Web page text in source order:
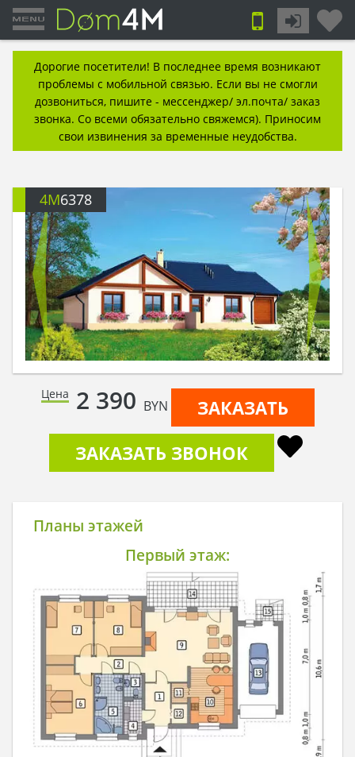
Дорогие посетители! В последнее время возникают
проблемы с мобильной связью. Если вы не смогли
дозвониться, пишите - мессенджер/ эл.почта/ заказ
звонка. Со всеми обязательно свяжемся). Приносим
свои извинения за временные неудобства.
4M6378
Цена 2 390 BYN
ЗАКАЗАТЬ
ЗАКАЗАТЬ ЗВОНОК
Планы этажей
Первый этаж: